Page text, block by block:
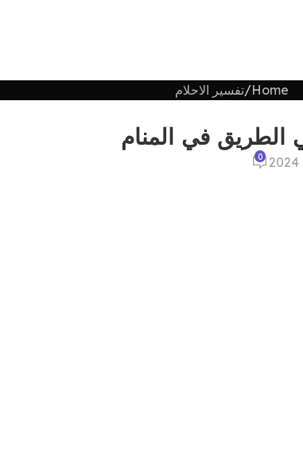
Home تفسير الاحلام
في المنام
0